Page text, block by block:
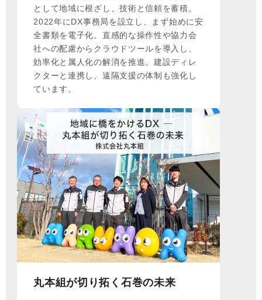
として地域に根ざし、技術と信頼を蓄積。
2022年にDX事務局を設立し、まず始めに安
全書類を電子化。直感的な操作性や協力会
社への配慮からクラウドツールを導入し、
効率化と属人化の解消を推進。建設ディレ
クターと連携し、遠隔支援の体制も強化し
ています。
丸本組が切り拓く石巻の未来